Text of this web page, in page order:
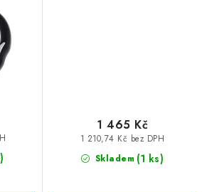
Podmínky ochrany osobních údajů
Skladem (1 ks)
1 210,74 Kč bez DPH
1 465 Kč